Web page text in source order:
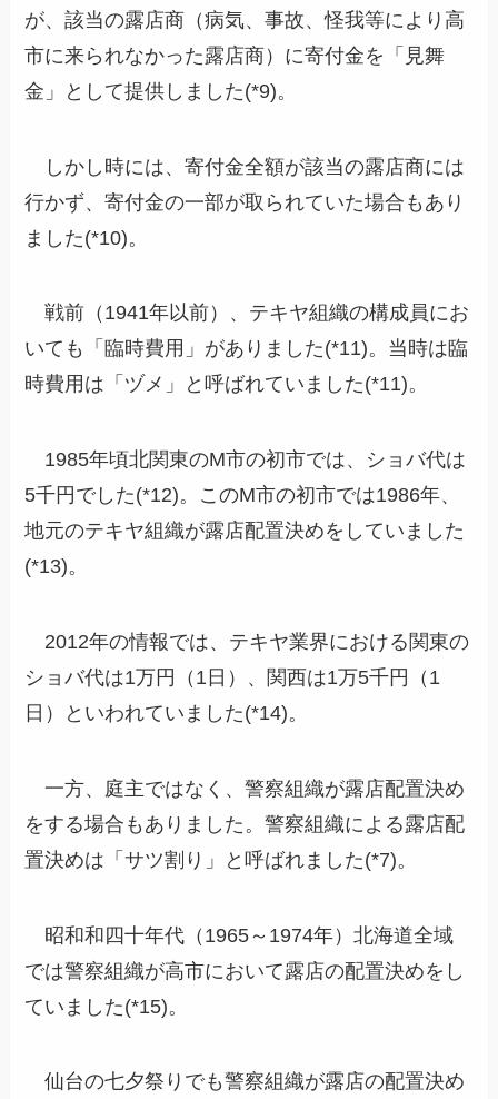
が、該当の露店商（病気、事故、怪我等により高
市に来られなかった露店商）に寄付金を「見舞
金」として提供しました(*9)。
しかし時には、寄付金全額が該当の露店商には
行かず、寄付金の一部が取られていた場合もあり
ました(*10)。
戦前（1941年以前）、テキヤ組織の構成員にお
いても「臨時費用」がありました(*11)。当時は臨
時費用は「ヅメ」と呼ばれていました(*11)。
1985年頃北関東のM市の初市では、ショバ代は
5千円でした(*12)。このM市の初市では1986年、
地元のテキヤ組織が露店配置決めをしていました
(*13)。
2012年の情報では、テキヤ業界における関東の
ショバ代は1万円（1日）、関西は1万5千円（1
日）といわれていました(*14)。
一方、庭主ではなく、警察組織が露店配置決め
をする場合もありました。警察組織による露店配
置決めは「サツ割り」と呼ばれました(*7)。
昭和和四十年代（1965～1974年）北海道全域
では警察組織が高市において露店の配置決めをし
ていました(*15)。
仙台の七夕祭りでも警察組織が露店の配置決め